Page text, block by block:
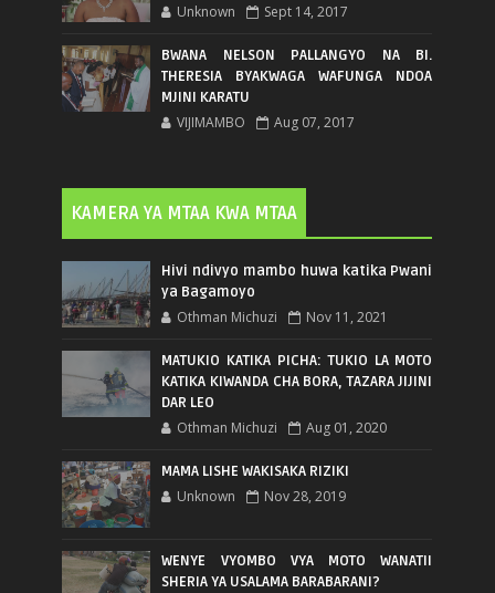
Unknown Sept 14, 2017
BWANA NELSON PALLANGYO NA BI.
THERESIA BYAKWAGA WAFUNGA NDOA
MJINI KARATU
VIJIMAMBO Aug 07, 2017
KAMERA YA MTAA KWA MTAA
Hivi ndivyo mambo huwa katika Pwani
ya Bagamoyo
Othman Michuzi Nov 11, 2021
MATUKIO KATIKA PICHA: TUKIO LA MOTO
KATIKA KIWANDA CHA BORA, TAZARA JIJINI
DAR LEO
Othman Michuzi Aug 01, 2020
MAMA LISHE WAKISAKA RIZIKI
Unknown Nov 28, 2019
WENYE VYOMBO VYA MOTO WANATII
SHERIA YA USALAMA BARABARANI?